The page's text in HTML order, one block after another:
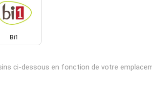
Bi1
ci-dessous en fonction de votre